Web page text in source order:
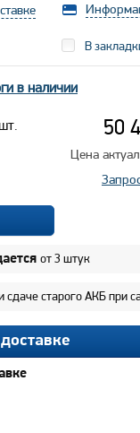
В
в наличии
50
Цена
от 3 штук
сдаче старого АКБ при